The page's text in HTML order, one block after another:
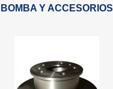
BOMBA Y ACCESORIOS